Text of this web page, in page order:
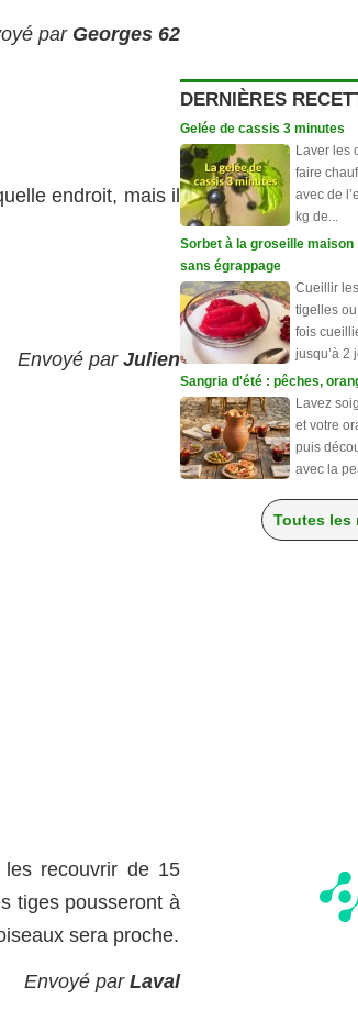
par Georges 62
endroit, mais il
Envoyé par Julien
recouvrir de 15
tiges pousseront à
sera proche.
Envoyé par Laval
DERNIÈRES
Gelée de cassis 3 minutes
Laver les
faire
avec de
kg de...
Sorbet à la groseille
sans égrappage
Cueillir
tigelles
fois
jusqu’à 2
Sangria d'été : pêches,
Lavez
et votre
puis
avec la
Toutes les